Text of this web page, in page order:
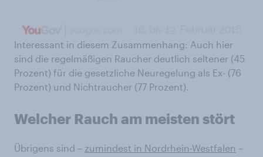
Interessant in diesem Zusammenhang: Auch hier
sind die regelmäßigen Raucher deutlich seltener (45
Prozent) für die gesetzliche Neuregelung als Ex- (76
Prozent) und Nichtraucher (77 Prozent).
Welcher Rauch am meisten stört
Übrigens sind – zumindest in Nordrhein-Westfalen –